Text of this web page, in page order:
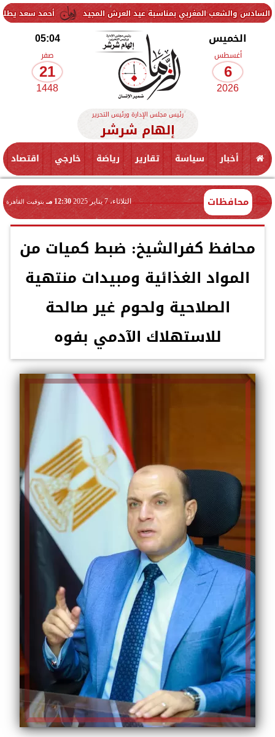
أحمد سعد يطلق «الألبوم المغربي بمناسبة عيد العرش المجيد
الخميس
أغسطس
6
2026
05:04
صفر
21
1448
رئيس مجلس الإدارة ورئيس التحرير
إلهام شرشر
أخبار سياسة تقارير رياضة خارجي اقتصاد
محافظات الثلاثاء، 7 يناير 2025 12:30 مـ بتوقيت القاهرة
محافظ كفرالشيخ: ضبط كميات من
المواد الغذائية ومبيدات منتهية
الصلاحية ولحوم غير صالحة
للاستهلاك الآدمي بفوه